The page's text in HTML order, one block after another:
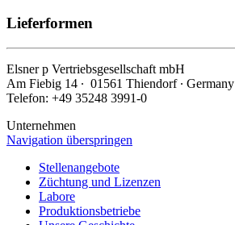
Lieferformen
Elsnerp Vertriebsgesellschaft mbH
Am Fiebig 14 ∙ 01561 Thiendorf ∙ Germany
Telefon: +49 35248 3991-0
Unternehmen
Navigation überspringen
Stellenangebote
Züchtung und Lizenzen
Labore
Produktionsbetriebe